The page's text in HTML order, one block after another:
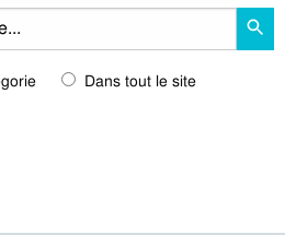
Dans tout le site